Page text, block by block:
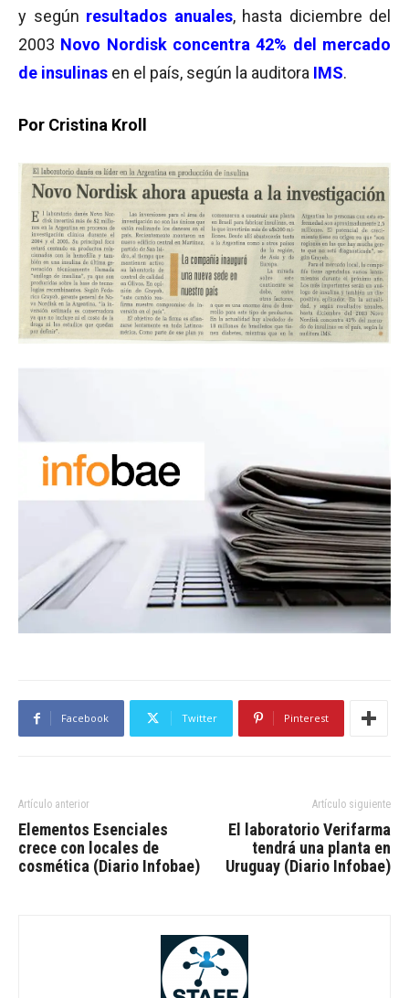
y según resultados anuales, hasta diciembre del
2003 Novo Nordisk concentra 42% del mercado
de insulinas en el país, según la auditora IMS.
Por Cristina Kroll
Facebook Twitter Pinterest
Artículo anterior
Elementos Esenciales
crece con locales de
cosmética (Diario Infobae)
Artículo siguiente
El laboratorio Verifarma
tendrá una planta en
Uruguay (Diario Infobae)